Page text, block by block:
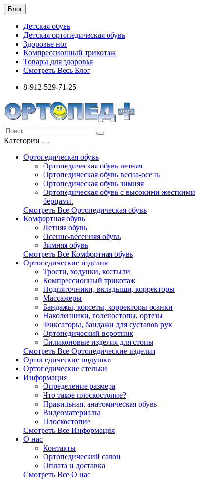
Блог
Детская обувь
Детская ортопедическая обувь
Здоровье ног
Компрессионный трикотаж
Товары для здоровья
Смотреть Весь Блог
8-912-529-71-25
Категории
Ортопедическая обувь
Ортопедическая обувь летняя
Ортопедическая обувь весна-осень
Ортопедическая обувь зимняя
Ортопедическая обувь с высокими жесткими
берцами.
Смотреть Все Ортопедическая обувь
Комфортная обувь
Летняя обувь
Осенне-весенняя обувь
Зимняя обувь
Смотреть Все Комфортная обувь
Ортопедические изделия
Трости, ходунки, костыли
Компрессионный трикотаж
Подпяточники, вкладыши, корректоры
Массажеры
Бандажы, корсеты, корректоры осанки
Наколенники, голеностопы, ортезы
Фиксаторы, бандажи для суставов рук
Ортопедический воротник
Силиконовые изделия для стопы
Смотреть Все Ортопедические изделия
Ортопедические подушки
Ортопедические стельки
Информация
Определение размера
Что такое плоскостопие?
Правильная, анатомическая обувь
Видеоматериалы
Плоскостопие
Смотреть Все Информация
О нас
Контакты
Ортопедический салон
Оплата и доставка
Смотреть Все О нас